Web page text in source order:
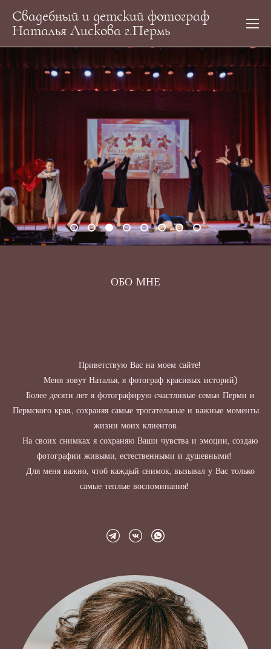
Свадебный и детский фотограф
Наталья Лискова г.Пермь
ОБО МНЕ
Приветствую Вас на моем сайте!
Меня зовут Наталья, я фотограф красивых историй)
Более десяти лет я фотографирую счастливые семьи Перми и
Пермского края., сохраняя самые трогательные и важные моменты
жизни моих клиентов.
На своих снимках я сохраняю Ваши чувства и эмоции, создаю
фотографии живыми, естественными и душевными!
Для меня важно, чтоб каждый снимок, вызывал у Вас только
самые теплые воспоминания!